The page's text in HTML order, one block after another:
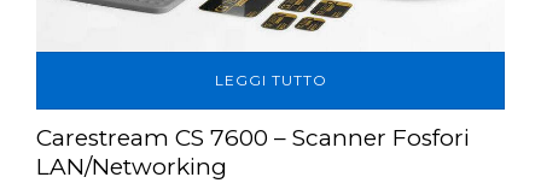
LEGGI TUTTO
Carestream CS 7600 – Scanner Fosfori
LAN/Networking